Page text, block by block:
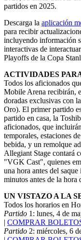
partidos en 2025.
Descarga la aplicación
para recibir
incluyendo información
interactivas de
Playoffs de la Copa
ACTIVIDADES
Todos los aficionados
Mobile Arena recibirán,
doradas exclusivas con
Oro). El primer partido
partido en casa, la
aficionados, que
temporales, estaciones
bebida, y un remolque
Allegiant Stage contará
"VGK Cast", quienes
una hora antes del
minutos antes de la hora
UN VISTAZO A LA
Todos los horarios en
Partido 1: lunes, 4 de
| COMPRAR
Partido 2: miércoles, 6